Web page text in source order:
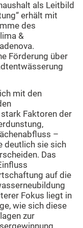
als Leitbild
erhält mit
des
&
Förderung über
mit den
Faktoren der
–
deutlich sie sich
Das
auf die
Fokus liegt in
wie sich diese
zur